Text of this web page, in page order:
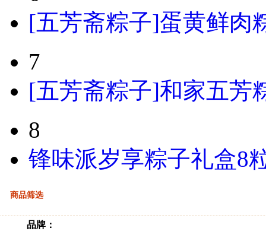
[五芳斋粽子]蛋黄鲜肉
7
[五芳斋粽子]和家五芳
8
锋味派岁享粽子礼盒8
商品筛选
品牌：